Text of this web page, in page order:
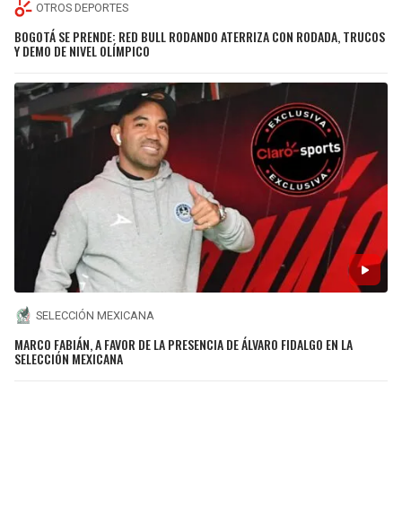
OTROS DEPORTES
BOGOTÁ SE PRENDE: RED BULL RODANDO ATERRIZA CON RODADA, TRUCOS
Y DEMO DE NIVEL OLÍMPICO
SELECCIÓN MEXICANA
MARCO FABIÁN, A FAVOR DE LA PRESENCIA DE ÁLVARO FIDALGO EN LA
SELECCIÓN MEXICANA